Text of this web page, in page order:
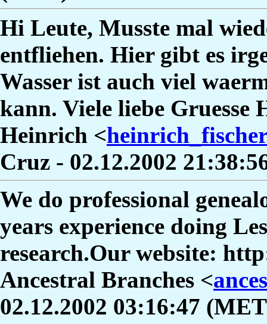
Hi Leute, Musste mal
entfliehen. Hier gibt es
Wasser ist auch viel
kann. Viele liebe Gruesse
Heinrich <
Cruz - 02.12.2002
We do professional
years experience doing
research.Our website:
Ancestral Branches <
02.12.2002 03:16:47